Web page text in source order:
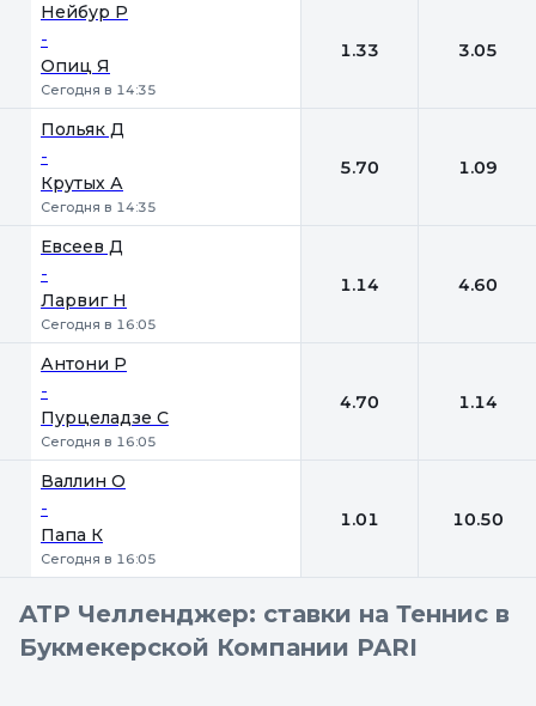
Нейбур Р
-
Опиц Я
Сегодня в 14:35
1.33 3.05
Польяк Д
-
Крутых А
Сегодня в 14:35
5.70 1.09
Евсеев Д
-
Ларвиг Н
Сегодня в 16:05
1.14 4.60
Антони Р
-
Пурцеладзе С
Сегодня в 16:05
4.70 1.14
Валлин О
-
Папа К
Сегодня в 16:05
1.01 10.50
ATP Челленджер: ставки на Теннис в
Букмекерской Компании PARI